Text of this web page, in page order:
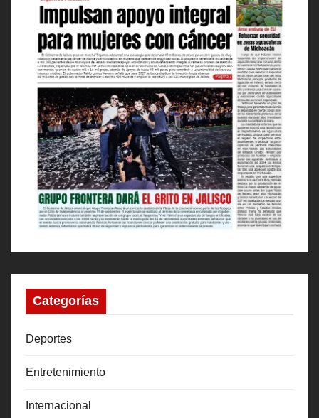
Categorías
Deportes
Entretenimiento
Internacional